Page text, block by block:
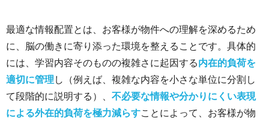
最適な情報配置とは、お客様が物件への理解を深めるため
に、脳の働きに寄り添った環境を整えることです。具体的
には、学習内容そのものの複雑さに起因する内在的負荷を
適切に管理 し（例えば、複雑な内容を小さな単位に分割し
て段階的に説明する）、 不必要な情報や分かりにくい表現
による外在的負荷を極力減らすことによって、お客様が物